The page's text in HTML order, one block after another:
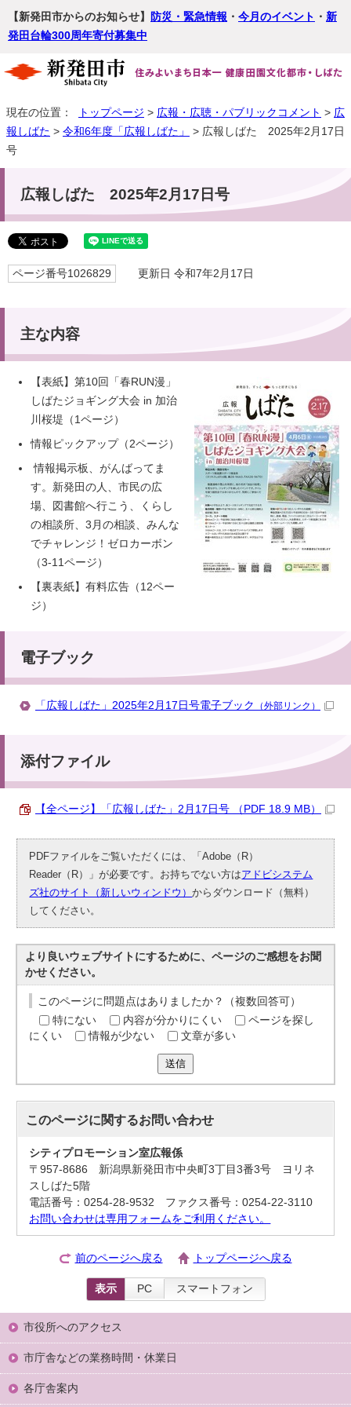
【新発田市からのお知らせ】 防災・緊急情報 ・ 今月のイベント ・ 新
発田台輪300周年寄付募集中
現在の位置： トップページ > 広報・広聴・パブリックコメント > 広
報しばた > 令和6年度「広報しばた」
> 広報しばた 2025年2月17日
号
広報しばた 2025年2月17日号
ページ番号1026829 更新日 令和7年2月17日
主な内容
【表紙】第10回「春RUN漫」
しばたジョギング大会 in 加治
川桜堤（1ページ）
情報ピックアップ（2ページ）
情報掲示板、がんばってま
す。新発田の人、市民の広
場、図書館へ行こう、くらし
の相談所、3月の相談、みんな
でチャレンジ！ゼロカーボン
（3-11ページ）
【裏表紙】有料広告（12ペー
ジ）
電子ブック
「広報しばた」2025年2月17日号電子ブック （外部リンク）
添付ファイル
【全ページ】「広報しばた」2月17日号 （PDF 18.9 MB）
PDFファイルをご覧いただくには、「Adobe（R）
Reader（R）」が必要です。お持ちでない方はアドビシステム
ズ社のサイト（新しいウィンドウ）からダウンロード（無料）
してください。
より良いウェブサイトにするために、ページのご感想をお聞
かせください。
このページに問題点はありましたか？（複数回答可）
特にない
内容が分かりにくい
ページを探し
にくい
情報が少ない 文章が多い
送信
このページに関するお問い合わせ
シティプロモーション室広報係
〒957-8686 新潟県新発田市中央町3丁目3番3号 ヨリネ
スしばた5階
電話番号：0254-28-9532 ファクス番号：0254-22-3110
お問い合わせは専用フォームをご利用ください。
前のページへ戻る トップページへ戻る
表示 PC スマートフォン
市役所へのアクセス
市庁舎などの業務時間・休業日
各庁舎案内